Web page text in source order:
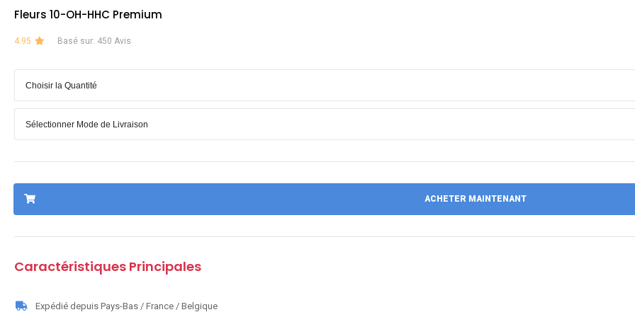
Fleurs 10-OH-HHC Premium
4.95 Basé sur: 450 Avis
ACHETER MAINTENANT
Caractéristiques Principales
Expédié depuis Pays-Bas / France / Belgique